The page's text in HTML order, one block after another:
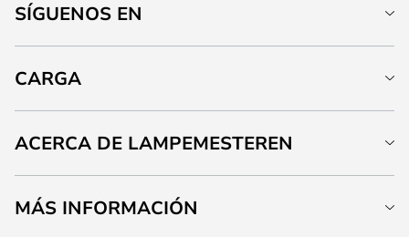
SÍGUENOS EN
CARGA
ACERCA DE LAMPEMESTEREN
MÁS INFORMACIÓN